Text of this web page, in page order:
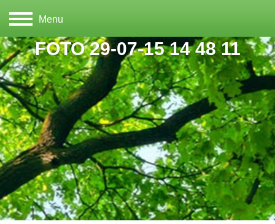
Menu
FOTO 29-07-15 14 48 11